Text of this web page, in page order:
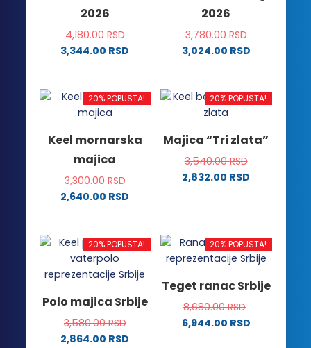
proizvoda.
2026
4,180.00RSD
3,344.00 RSD
ima
više
Opcije
mogu
biti
izabrane
proizvoda.
2026
3,780.00RSD
3,024.00 RSD
ima
više
Opcije
mogu
biti
proizvoda.
20% POPUSTA!
Keel mornarska
majica
3,300.00RSD
2,640.00 RSD
ima
više
varijanti.
mogu
biti
izabrane
20% POPUSTA!
Majica “Tri zlata”
3,540.00RSD
2,832.00 RSD
više
varijanti.
mogu
biti
izabrane
20% POPUSTA!
Polo majica Srbije
3,580.00RSD
2,864.00 RSD
20% POPUSTA!
Teget ranac Srbije
8,680.00RSD
6,944.00 RSD